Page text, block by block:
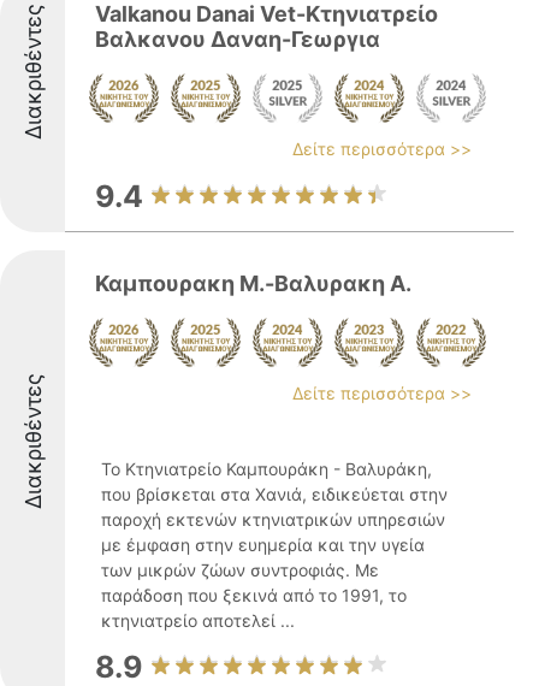
Διακριθέντες
Valkanou Danai Vet-Κτηνιατρείο
Βαλκανου Δαναη-Γεωργια
Δείτε περισσότερα >>
9.4
Διακριθέντες
Καμπουρακη M.-Βαλυρακη Α.
Δείτε περισσότερα >>
Το Κτηνιατρείο Καμπουράκη - Βαλυράκη,
που βρίσκεται στα Χανιά, ειδικεύεται στην
παροχή εκτενών κτηνιατρικών υπηρεσιών
με έμφαση στην ευημερία και την υγεία
των μικρών ζώων συντροφιάς. Με
παράδοση που ξεκινά από το 1991, το
κτηνιατρείο αποτελεί ...
8.9